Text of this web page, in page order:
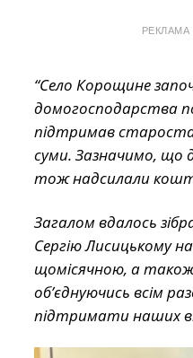
РЕКЛАМА
“Село Корощине
домогосподарства
підтримав
суми. Зазначимо, що
тож надсилали
Загалом вдалось
Сергію Лисицькому
щомісячною, а також
об’єднуючись всім
підтримати наших